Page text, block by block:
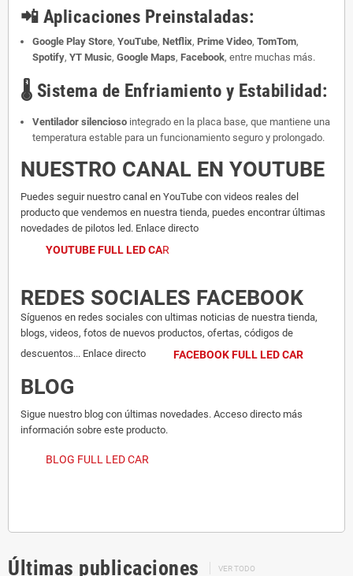
📲 Aplicaciones Preinstaladas:
Google Play Store, YouTube, Netflix, Prime Video, TomTom,
Spotify, YT Music, Google Maps, Facebook, entre muchas más.
🌡️ Sistema de Enfriamiento y Estabilidad:
Ventilador silencioso integrado en la placa base, que mantiene una
temperatura estable para un funcionamiento seguro y prolongado.
NUESTRO CANAL EN YOUTUBE
Puedes seguir nuestro canal en YouTube con videos reales del
producto que vendemos en nuestra tienda, puedes encontrar últimas
novedades de pilotos led. Enlace directo
YOUTUBE FULL LED CAR
REDES SOCIALES FACEBOOK
Síguenos en redes sociales con ultimas noticias de nuestra tienda,
blogs, videos, fotos de nuevos productos, ofertas, códigos de
descuentos... Enlace directo
FACEBOOK FULL LED CAR
BLOG
Sigue nuestro blog con últimas novedades. Acceso directo más
información sobre este producto.
BLOG FULL LED CAR
Últimas publicaciones VER TODO